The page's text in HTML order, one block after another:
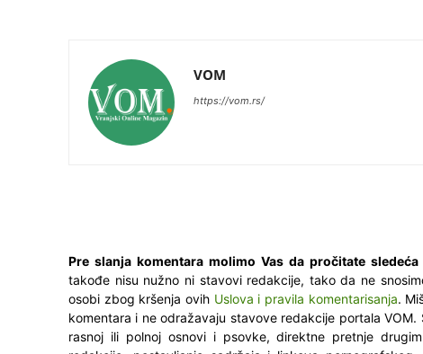
VOM
https://vom.rs/
Pre slanja komentara molimo Vas da pročitate sledeća
takođe nisu nužno ni stavovi redakcije, tako da ne
osobi zbog kršenja ovih Uslova i pravila komentarisanja.
komentara i ne odražavaju stavove redakcije portala
rasnoj ili polnoj osnovi i psovke, direktne pretnje